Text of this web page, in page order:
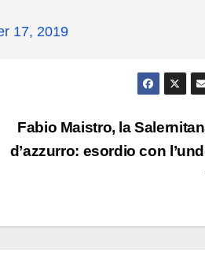
17, 2019
Fabio Maistro, la
d’azzurro: esordio con